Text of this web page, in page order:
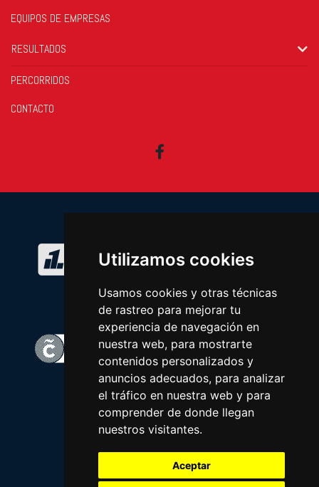
Utilizamos cookies
Usamos cookies y otras técnicas
de rastreo para mejorar tu
experiencia de navegación en
nuestra web, para mostrarte
contenidos personalizados y
anuncios adecuados, para analizar
el tráfico en nuestra web y para
comprender de donde llegan
nuestros visitantes.
Aceptar
EQUIPOS DE EMPRESAS
RESULTADOS
PERCORRIDOS
CONTACTO
Facebook